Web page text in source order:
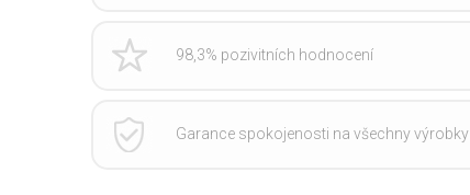
98,3% pozivitních hodnocení
Garance spokojenosti na všechny výrobky